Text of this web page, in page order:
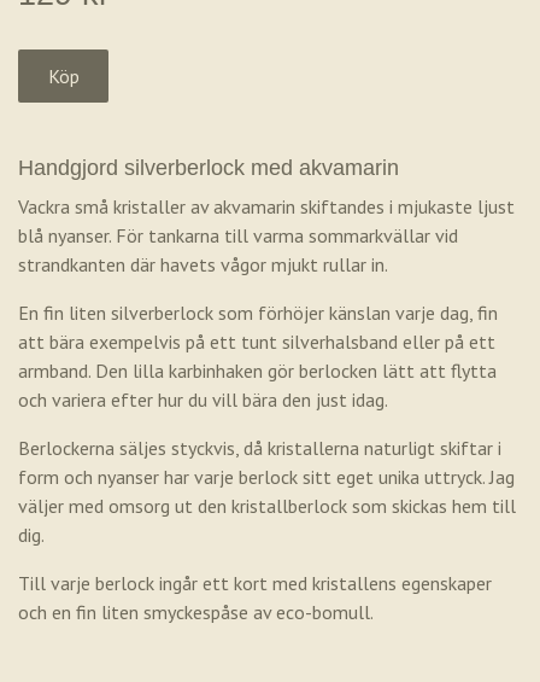
Handgjord silverberlock med akvamarin
Vackra små kristaller av akvamarin skiftandes i mjukaste ljust
blå nyanser. För tankarna till varma sommarkvällar vid
strandkanten där havets vågor mjukt rullar in.
En fin liten silverberlock som förhöjer känslan varje dag, fin
att bära exempelvis på ett tunt silverhalsband eller på ett
armband. Den lilla karbinhaken gör berlocken lätt att flytta
och variera efter hur du vill bära den just idag.
Berlockerna säljes styckvis, då kristallerna naturligt skiftar i
form och nyanser har varje berlock sitt eget unika uttryck. Jag
väljer med omsorg ut den kristallberlock som skickas hem till
dig.
Till varje berlock ingår ett kort med kristallens egenskaper
och en fin liten smyckespåse av eco-bomull.